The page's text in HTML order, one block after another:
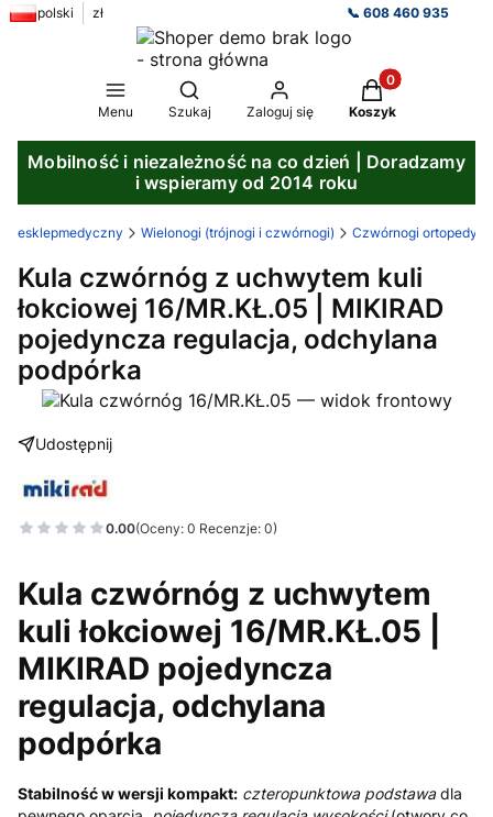
polski zł 📞 608 460 935
Menu
Otwórz wyszukiwarkę
Szukaj Zaloguj się
Produkty w
Koszyk
Mobilność i niezależność na co dzień | Doradzamy
i wspieramy od 2014 roku
esklepmedyczny Wielonogi (trójnogi i czwórnogi) Czwórnogi
Kula czwórnóg z uchwytem kuli
łokciowej 16/MR.KŁ.05 | MIKIRAD
pojedyncza regulacja, odchylana
podpórka
Udostępnij
0.00(Oceny: 0 Recenzje: 0)
Kula czwórnóg z uchwytem
kuli łokciowej 16/MR.KŁ.05 |
MIKIRAD pojedyncza
regulacja, odchylana
podpórka
Stabilność w wersji kompakt: czteropunktowa podstawadla